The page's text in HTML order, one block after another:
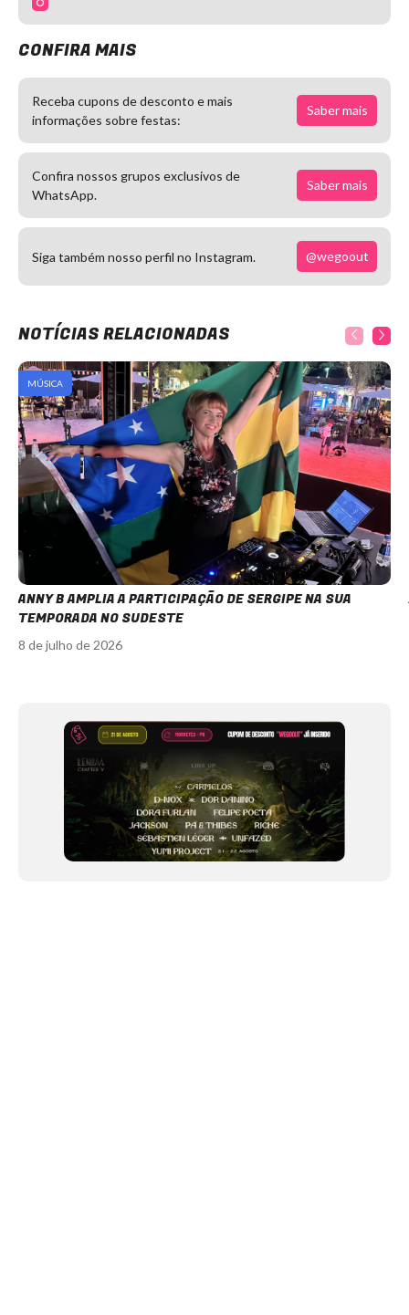
CONFIRA MAIS
Receba cupons de desconto e mais
informações sobre festas:
Saber mais
Confira nossos grupos exclusivos de
WhatsApp.
Saber mais
Siga também nosso perfil no Instagram. @wegoout
NOTÍCIAS RELACIONADAS
MÚSICA
ANNY B AMPLIA A PARTICIPAÇÃO DE SERGIPE NA SUA
TEMPORADA NO SUDESTE
8 de julho de 2026